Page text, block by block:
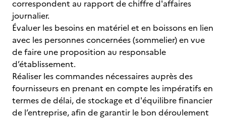
correspondent au rapport de chiffre d'affaires
journalier.
Évaluer les besoins en matériel et en boissons en lien
avec les personnes concernées (sommelier) en vue
de faire une proposition au responsable
d’établissement.
Réaliser les commandes nécessaires auprès des
fournisseurs en prenant en compte les impératifs en
termes de délai, de stockage et d'équilibre financier
de l’entreprise, afin de garantir le bon déroulement